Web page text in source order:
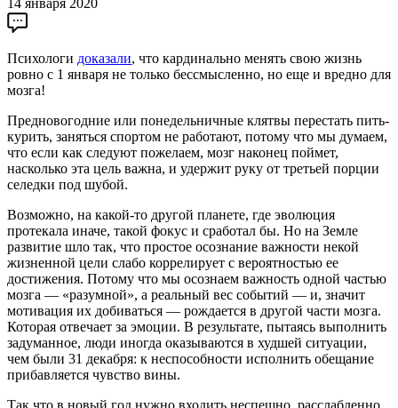
14 января 2020
Психологи доказали, что кардинально менять свою жизнь
ровно с 1 января не только бессмысленно, но еще и вредно для
мозга!
Предновогодние или понедельничные клятвы перестать пить-
курить, заняться спортом не работают, потому что мы думаем,
что если как следуют пожелаем, мозг наконец поймет,
насколько эта цель важна, и удержит руку от третьей порции
селедки под шубой.
Возможно, на какой-то другой планете, где эволюция
протекала иначе, такой фокус и сработал бы. Но на Земле
развитие шло так, что простое осознание важности некой
жизненной цели слабо коррелирует с вероятностью ее
достижения. Потому что мы осознаем важность одной частью
мозга — «разумной», а реальный вес событий — и, значит
мотивация их добиваться — рождается в другой части мозга.
Которая отвечает за эмоции. В результате, пытаясь выполнить
задуманное, люди иногда оказываются в худшей ситуации,
чем были 31 декабря: к неспособности исполнить обещание
прибавляется чувство вины.